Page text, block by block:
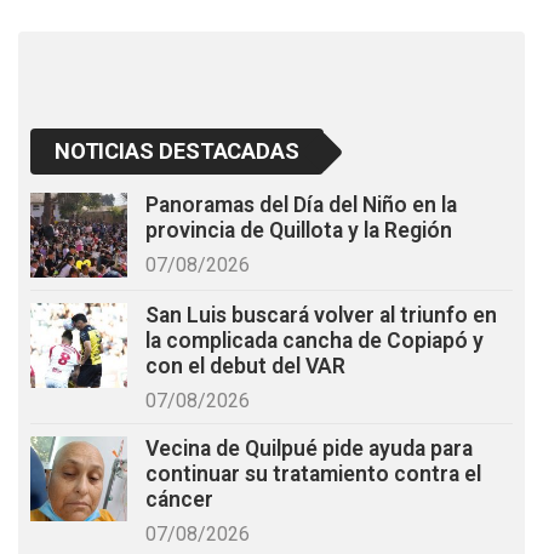
NOTICIAS DESTACADAS
Panoramas del Día del Niño en la
provincia de Quillota y la Región
07/08/2026
San Luis buscará volver al triunfo en
la complicada cancha de Copiapó y
con el debut del VAR
07/08/2026
Vecina de Quilpué pide ayuda para
continuar su tratamiento contra el
cáncer
07/08/2026